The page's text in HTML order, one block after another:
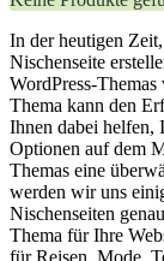
In der heutigen
Nischenseite
WordPress-
Thema‌ kann den
Ihnen dabei helfen,
‍Optionen⁢ auf dem
Themas⁤ eine⁤
werden wir uns
Nischenseiten
Thema‍ für Ihre